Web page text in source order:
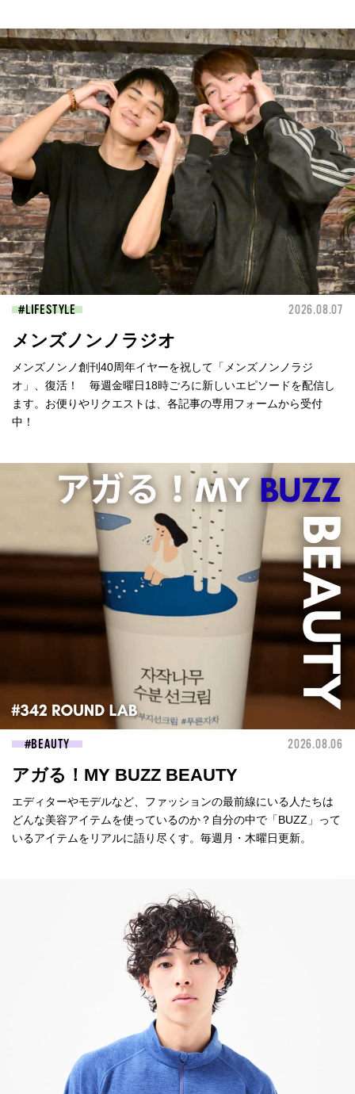
LIFESTYLE 2026.08.07
メンズノンノラジオ
メンズノンノ創刊40周年イヤーを祝して「メンズノンノラジ
オ」、復活！ 毎週金曜日18時ごろに新しいエピソードを配信し
ます。お便りやリクエストは、各記事の専用フォームから受付
中！
BEAUTY 2026.08.06
アガる！MY BUZZ BEAUTY
エディターやモデルなど、ファッションの最前線にいる人たちは
どんな美容アイテムを使っているのか？自分の中で「BUZZ」って
いるアイテムをリアルに語り尽くす。毎週月・木曜日更新。